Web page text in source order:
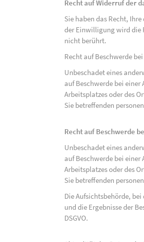
Recht auf Widerruf der
Sie haben das Recht,
der Einwilligung wird die
nicht berührt.
Recht auf Beschwerde
Unbeschadet eines
auf Beschwerde bei
Arbeitsplatzes oder des
Sie betreffenden
Recht auf Beschwerde
Unbeschadet eines
auf Beschwerde bei
Arbeitsplatzes oder des
Sie betreffenden
Die Aufsichtsbehörde,
und die Ergebnisse der
DSGVO.